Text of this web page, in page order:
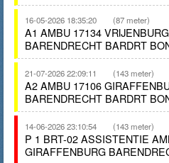
16-05-2026 18:35:20 (87 meter)
A1 AMBU 17134
BARENDRECHT BARDRT
21-07-2026 22:09:11 (143 meter)
A2 AMBU 17106
BARENDRECHT BARDRT
14-06-2026 23:10:54 (143 meter)
P 1 BRT-02 ASSISTENTIE
GIRAFFENBURG